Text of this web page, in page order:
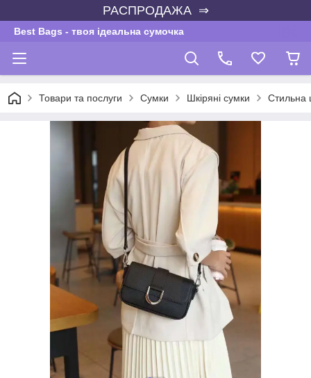
РАСПРОДАЖА ⇒
Best Bags - твоя ідеальна сумочка
Товари та послуги Сумки Шкіряні сумки Стильна